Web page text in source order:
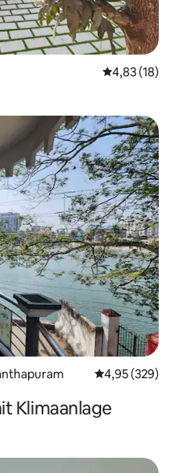
4,83 (18)
4,95 (329)
Klimaanlage